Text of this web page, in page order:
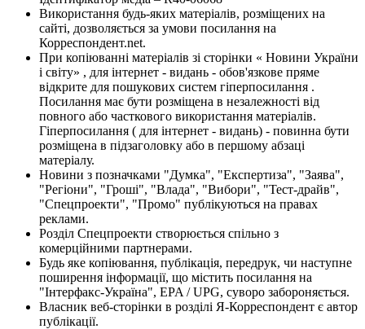
Використання будь-яких матеріалів, розміщених на
сайті, дозволяється за умови посилання на
Корреспондент.net.
При копіюванні матеріалів зі сторінки « Новини України
і світу» , для інтернет - видань - обов'язкове пряме
відкрите для пошукових систем гіперпосилання .
Посилання має бути розміщена в незалежності від
повного або часткового використання матеріалів.
Гіперпосилання ( для інтернет - видань) - повинна бути
розміщена в підзаголовку або в першому абзаці
матеріалу.
Новини з позначками "Думка", "Експертиза", "Заява",
"Регіони", "Гроші", "Влада", "Вибори", "Тест-драйв",
"Спецпроекти", "Промо" публікуються на правах
реклами.
Розділ Спецпроекти створюється спільно з
комерційними партнерами.
Будь яке копіювання, публікація, передрук, чи наступне
поширення інформації, що містить посилання на
"Інтерфакс-Україна", EPA / UPG, суворо забороняється.
Власник веб-сторінки в розділі Я-Корреспондент є автор
публікації.